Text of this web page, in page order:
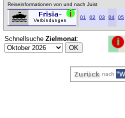
Reiseinformationen von und nach Juist
01 02 03 04 05
Schnellsuche Zielmonat: